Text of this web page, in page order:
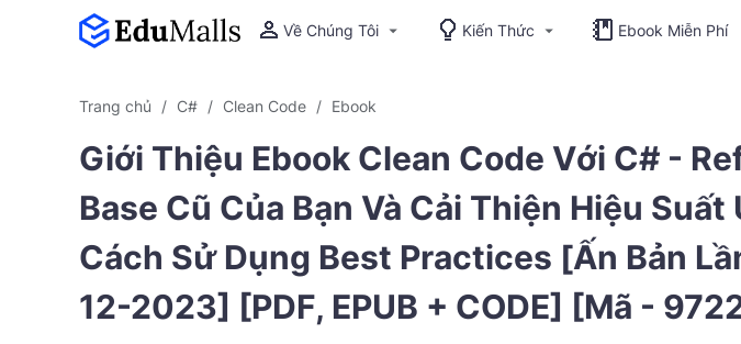
Về Chúng Tôi Kiến Thức Ebook Miễn Phí
Trang chủ C# Clean Code Ebook
Giới Thiệu Ebook Clean Code Với C# -
Base Cũ Của Bạn Và Cải Thiện Hiệu
Cách Sử Dụng Best Practices [Ấn Bản
12-2023] [PDF, EPUB + CODE] [Mã -